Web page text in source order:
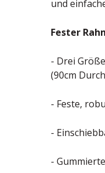
und
Fester
- Drei
(90cm
- Feste,
-
-